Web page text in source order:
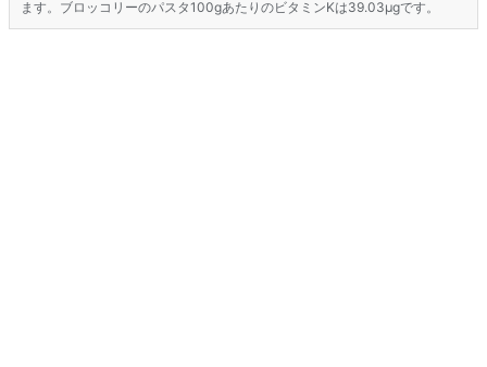
ます。ブロッコリーのパスタ100gあたりのビタミンKは39.03μgです。